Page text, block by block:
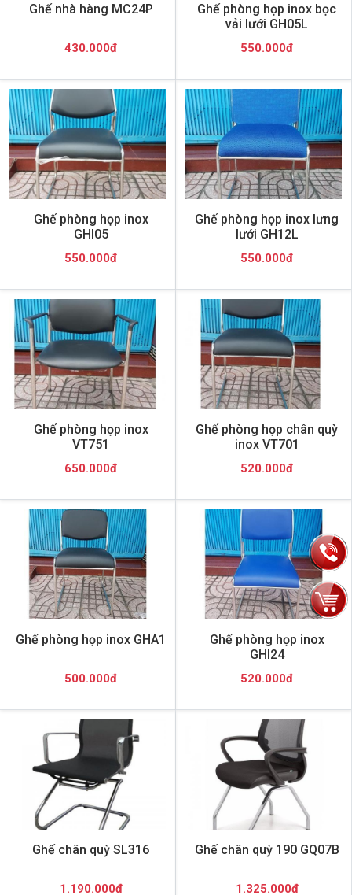
Ghế nhà hàng MC24P
430.000đ
Ghế phòng họp inox bọc
vải lưới GH05L
550.000đ
Ghế phòng họp inox
GHI05
550.000đ
Ghế phòng họp inox lưng
lưới GH12L
550.000đ
Ghế phòng họp inox
VT751
650.000đ
Ghế phòng họp chân quỳ
inox VT701
520.000đ
Ghế phòng họp inox GHA1
500.000đ
Ghế phòng họp inox
GHI24
520.000đ
Ghế chân quỳ SL316
1.190.000đ
Ghế chân quỳ 190 GQ07B
1.325.000đ